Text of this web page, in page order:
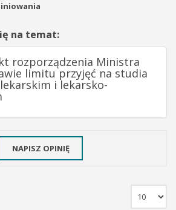
na temat:
rozporządzenia Ministra
limitu przyjęć na studia
i lekarsko-
NAPISZ OPINIĘ